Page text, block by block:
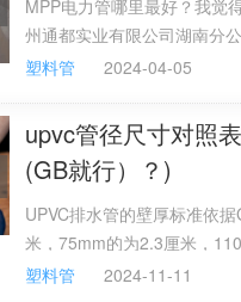
胶适合金属、玻璃、铝材、瓷
泥、砖石、岩石、大理石、
势，有防霉效果的硅酮胶比
如卫浴、厨房等。
MPP电力管哪里最好？我觉
州通都实业有限公司湖南分
湖南分公司是一家比较有实
塑料管 2024-04-05
upvc管径尺寸对照
(GB就行）？)
UPVC排水管的壁厚标准依
米，75mm的为2.3厘米，
200mm的管子，壁厚则为
塑料管 2024-11-11